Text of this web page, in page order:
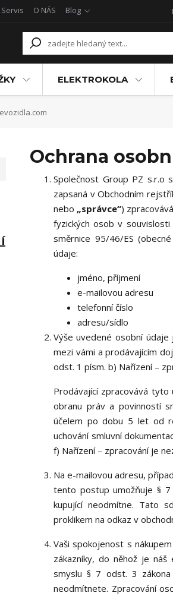
Servis O NÁS Blog
ELEKTROKOLA
Ochrana
Společnost Group PZ s.r.o
zapsaná v Obchodním
nebo „správce“)
fyzických osob v
směrnice 95/46/ES
údaje:
jméno, příjmení
e-mailovou adresu
telefonní číslo
adresu/sídlo
Výše uvedené osobní
mezi vámi a prodávajícím
odst. 1 písm. b) Nařízení –
Prodávající zpracovává tyto
obranu práv a povinností
účelem po dobu 5 let od
uchování smluvní
f) Nařízení – zpracování je
Na e-mailovou adresu,
tento postup umožňuje § 7
kupující neodmítne. Tato
proklikem na odkaz v
Vaši spokojenost s
zákazníky, do něhož je
smyslu § 7 odst. 3 zákona
neodmítnete. Zpracování